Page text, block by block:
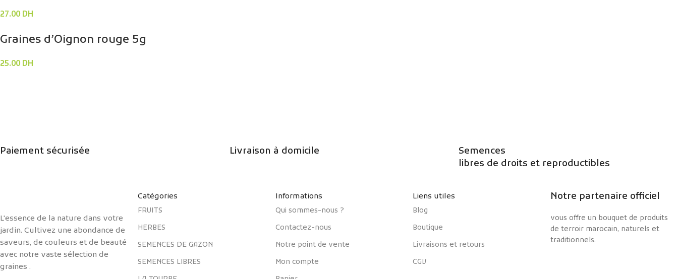
27.00 DH
Graines d’Oignon rouge 5g
25.00 DH
Paiement sécurisée Livraison à domicile
Semences
libres de droits et reproductibles
L'essence de la nature dans votre
jardin. Cultivez une abondance de
saveurs, de couleurs et de beauté
avec notre vaste sélection de
graines .
Catégories
FRUITS
HERBES
SEMENCES DE GAZON
SEMENCES LIBRES
Informations
Qui sommes-nous ?
Contactez-nous
Notre point de vente
Mon compte
Liens utiles
Blog
Boutique
Livraisons et retours
CGV
Notre partenaire officiel
vous offre un bouquet de produits
de terroir marocain, naturels et
traditionnels.